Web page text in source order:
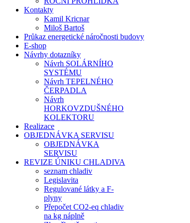
Kontakty
Kamil Kricnar
Miloš Bartoš
Průkaz energetické náročnosti budovy
E-shop
Návrhy dotazníky
Návrh SOLÁRNÍHO
SYSTÉMU
Návrh TEPELNÉHO
ČERPADLA
Návrh
HORKOVZDUŠNÉHO
KOLEKTORU
Realizace
OBJEDNÁVKA SERVISU
OBJEDNÁVKA
SERVISU
REVIZE ÚNIKU CHLADIVA
seznam chladiv
Legislavita
Regulované látky a F-
plyny
Přepočet CO2-eq chladiv
na kg náplně